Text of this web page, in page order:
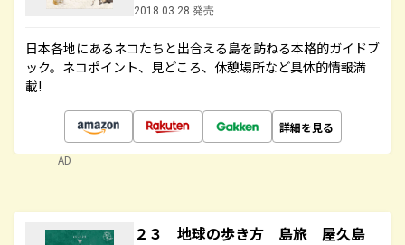
2018.03.28 発売
日本各地にあるネコたちと出合える島を訪ねる本格的ガイドブ
ック。ネコポイント、見どころ、休憩場所など具体的情報満
載!
詳細を見る
AD
２３ 地球の歩き方 島旅 屋久島